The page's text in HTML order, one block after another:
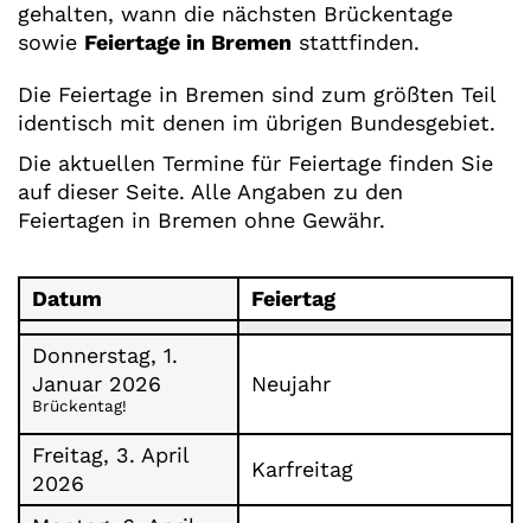
gehalten, wann die nächsten Brückentage
sowie Feiertage in Bremen stattfinden.
Die Feiertage in Bremen sind zum größten Teil
identisch mit denen im übrigen Bundesgebiet.
Die aktuellen Termine für Feiertage finden Sie
auf dieser Seite. Alle Angaben zu den
Feiertagen in Bremen ohne Gewähr.
Datum Feiertag
Donnerstag, 1.
Januar 2026
Brückentag!
Neujahr
Freitag, 3. April
2026
Karfreitag